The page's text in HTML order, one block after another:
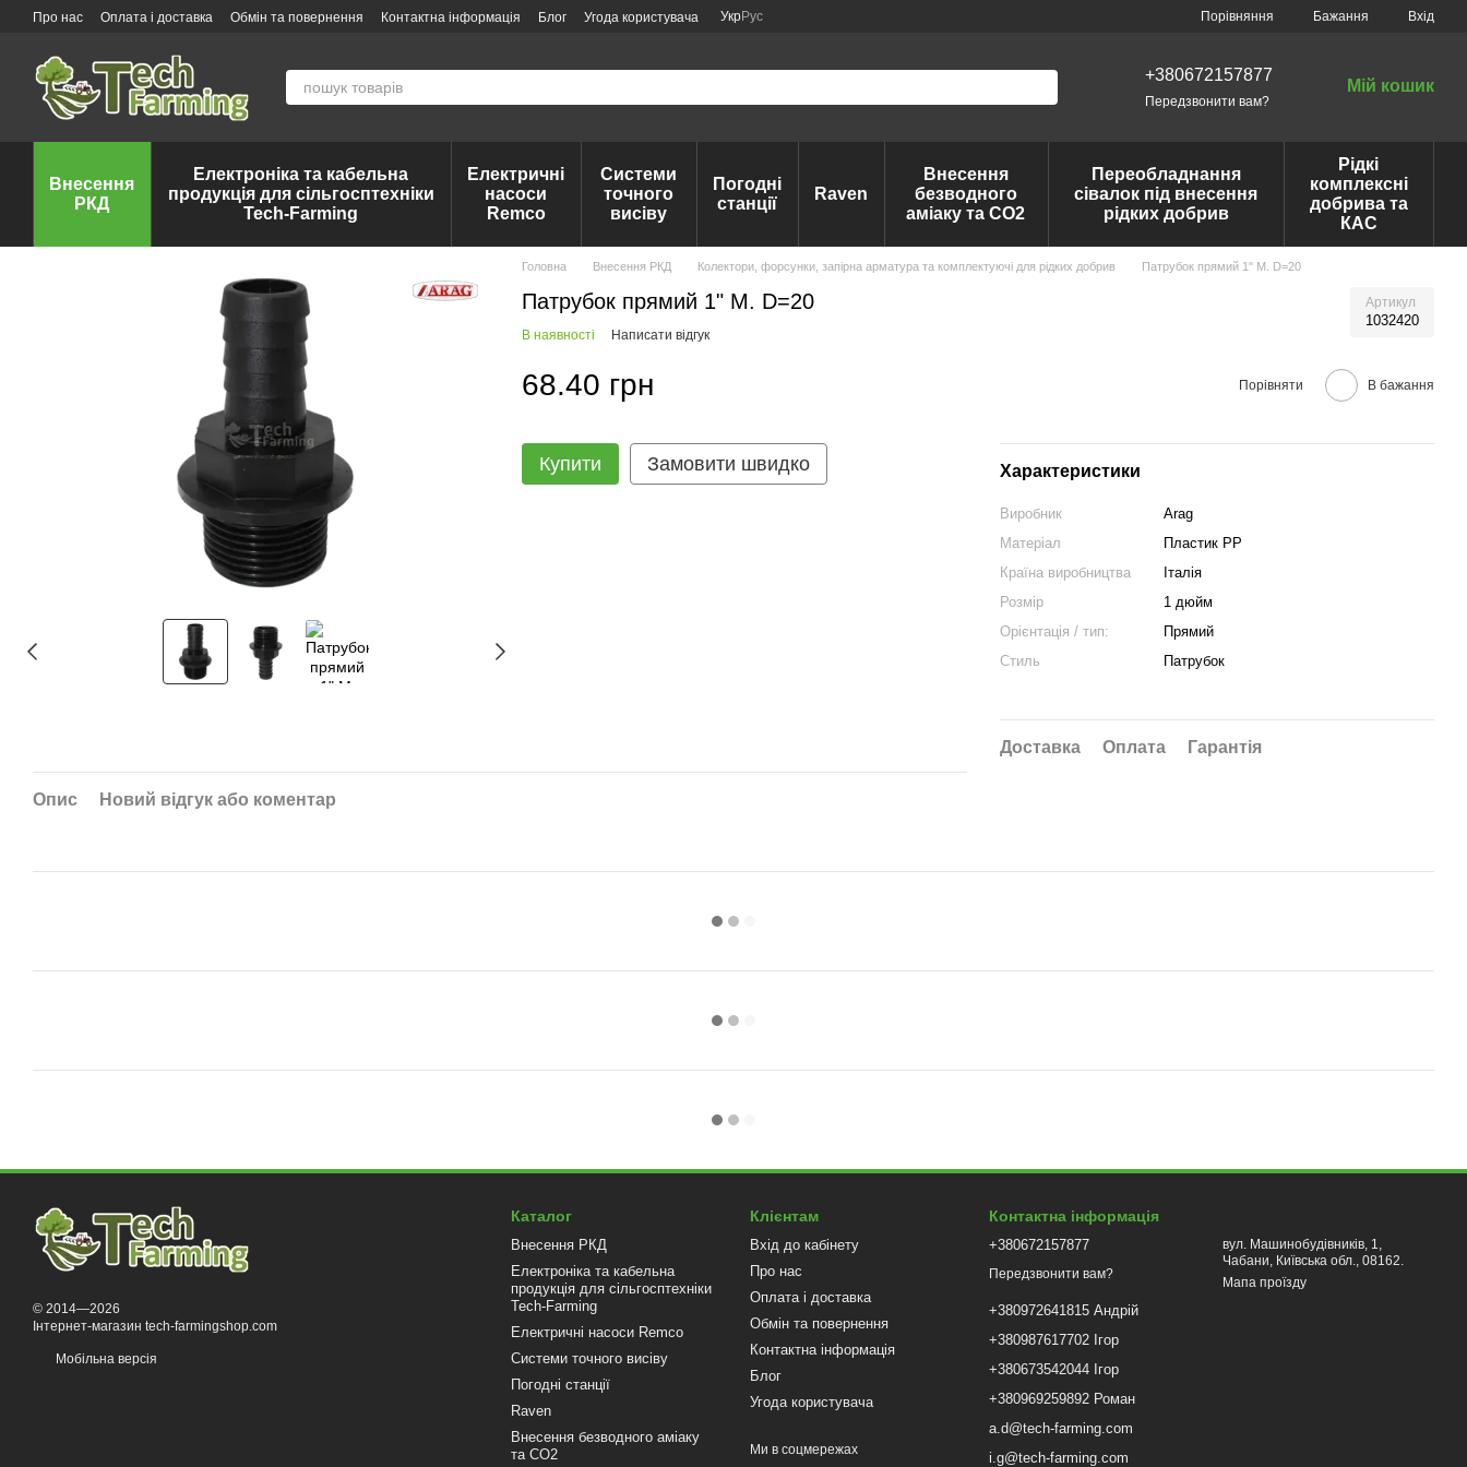
Перейти до основного контенту
Про нас Оплата і доставка Обмін та повернення Контактна інформація Блог Угода користувача УкрРус Порівняння Бажання Вхід
+380672157877
Передзвонити вам?
Мій кошик
Внесення
РКД
Електроніка та кабельна
продукція для сільгосптехніки
Tech-Farming
Електричні
насоси
Remco
Системи
точного
висіву
Погодні
станції
Raven
Внесення
безводного
аміаку та CO2
Переобладнання
сівалок під внесення
рідких добрив
Рідкі
комплексні
добрива та
КАС
Головна Внесення РКД Колектори, форсунки, запірна арматура та комплектуючі для рідких добрив Патрубок прямий 1" М. D=20
Патрубок прямий 1" М. D=20 Артикул
1032420
В наявності Написати відгук
68.40 грн Порівняти В бажання
Купити Замовити швидко Характеристики
Виробник
Arag
Матеріал
Пластик РР
Країна виробництва
Італія
Розмір
1 дюйм
Орієнтація / тип:
Прямий
Стиль
Патрубок
Доставка Оплата Гарантія
Опис Новий відгук або коментар
© 2014—2026
Інтернет-магазин tech-farmingshop.com
Мобільна версія
Каталог
Внесення РКД
Електроніка та кабельна
продукція для сільгосптехніки
Tech-Farming
Електричні насоси Remco
Системи точного висіву
Погодні станції
Raven
Внесення безводного аміаку
та CO2
Клієнтам
Вхід до кабінету
Про нас
Оплата і доставка
Обмін та повернення
Контактна інформація
Блог
Угода користувача
Ми в соцмережах
Контактна інформація
+380672157877
Передзвонити вам?
+380972641815 Андрій
+380987617702 Ігор
+380673542044 Ігор
+380969259892 Роман
a.d@tech-farming.com
i.g@tech-farming.com
вул. Машинобудівників, 1,
Чабани, Київська обл., 08162.
Мапа проїзду